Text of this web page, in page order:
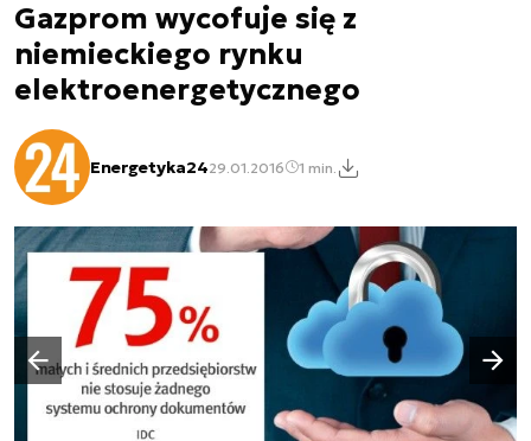
Gazprom wycofuje się z
niemieckiego rynku
elektroenergetycznego
Energetyka2429.01.2016 1 min.
Poprzedni slajd
Następny slajd